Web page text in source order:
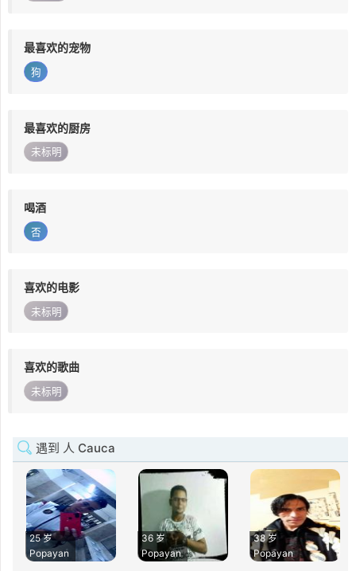
最喜欢的宠物
狗
最喜欢的厨房
未标明
喝酒
否
喜欢的电影
未标明
喜欢的歌曲
未标明
遇到 人 Cauca
25 岁
Popayan
36 岁
Popayan
38 岁
Popayan